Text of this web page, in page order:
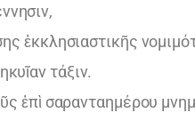
ἐκκλησιαστικῆς
τάξιν.
ἐπὶ σαρανταημέρου